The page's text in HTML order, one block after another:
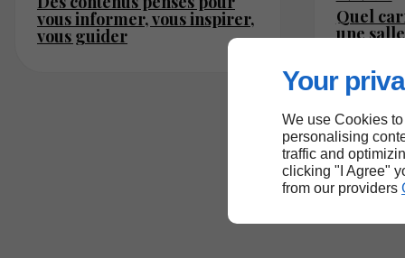
Your
We use Cookies
personalising
traffic and
clicking "I Agree"
from our providers
vous informer, vous inspirer,
vous guider
Quel
une